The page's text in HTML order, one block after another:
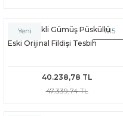
Yeni %15
Usta İşçilikli Gümüş Püsküllü
Eski Orijinal Fildişi Tesbih
40.238,78 TL
47.339,74 TL